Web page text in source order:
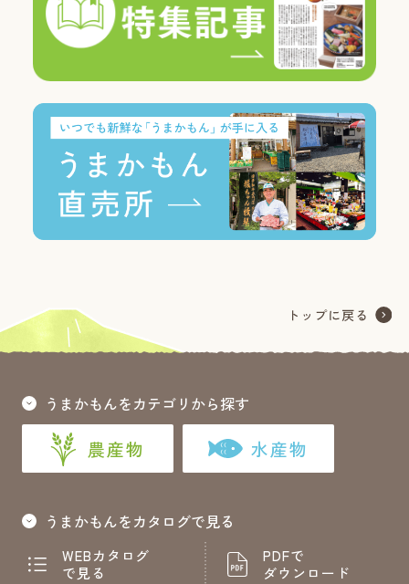
うまかもんをカテゴリから探す
農産物 水産物
うまかもんをカタログで見る
WEBカタログ
で見る
PDFで
ダウンロード